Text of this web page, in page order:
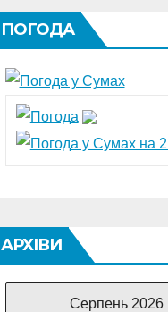
ПОГОДА
АРХІВИ
Серпень 2026